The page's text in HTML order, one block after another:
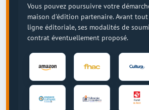
Vous pouvez poursuivre votre
maison d'édition partenaire. Avant
ligne éditoriale, ses modalités de
contrat éventuellement proposé.